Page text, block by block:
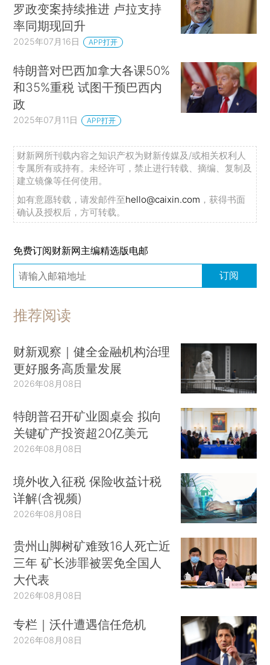
罗政变案持续推进 卢拉支持
率同期现回升
2025年07月16日 APP打开
特朗普对巴西加拿大各课50%
和35%重税 试图干预巴西内
政
2025年07月11日 APP打开
财新网所刊载内容之知识产权为财新传媒及/或相关权利人
专属所有或持有。未经许可，禁止进行转载、摘编、复制及
建立镜像等任何使用。
如有意愿转载，请发邮件至hello@caixin.com ，获得书面
确认及授权后，方可转载。
免费订阅财新网主编精选版电邮
订阅
推荐阅读
财新观察｜健全金融机构治理
更好服务高质量发展
2026年08月08日
特朗普召开矿业圆桌会 拟向
关键矿产投资超20亿美元
2026年08月08日
境外收入征税 保险收益计税
详解(含视频)
2026年08月08日
贵州山脚树矿难致16人死亡近
三年 矿长涉罪被罢免全国人
大代表
2026年08月08日
专栏｜沃什遭遇信任危机
2026年08月08日